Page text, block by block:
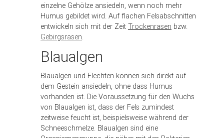
einzelne Gehölze ansiedeln, wenn noch mehr
Humus gebildet wird. Auf flachen Felsabschnitten
entwickeln sich mit der Zeit Trockenrasen bzw.
Gebirgsrasen.
Blaualgen
Blaualgen und Flechten können sich direkt auf
dem Gestein ansiedeln, ohne dass Humus
vorhanden ist. Die Voraussetzung für den Wuchs
von Blaualgen ist, dass der Fels zumindest
zeitweise feucht ist, beispielsweise während der
Schneeschmelze. Blaualgen sind eine